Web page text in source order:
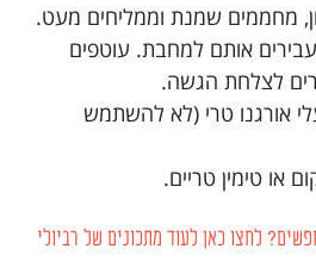
מחממים שמנת וממליחים מעט.
אותם למחבת. עוטפים
לצלחת הגשה.
אורגנו טרי (לא להשתמש
או טימין טריים.
לחצו כאן לעוד מתכונים של רביולי